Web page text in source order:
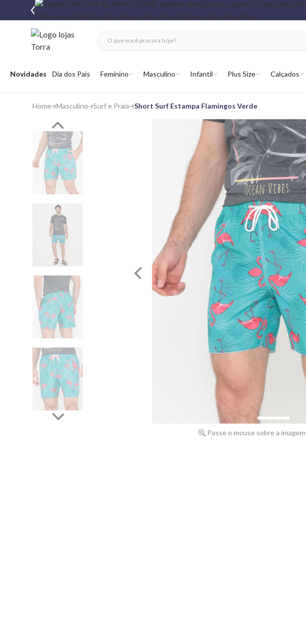
Abrir menu
Novidades Dia dos Pais Feminino Masculino Infantil Plus Size Calçados
fechar menu
fechar menu
favoritos
Home Masculino Surf e Praia Short Surf Estampa Flamingos Verde
Passe o mouse sobre a